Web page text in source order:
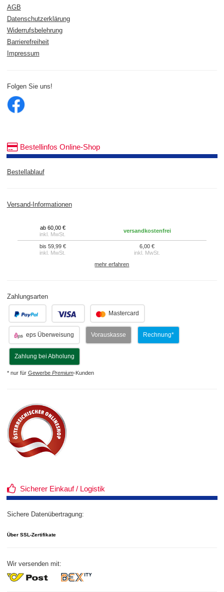
AGB
Datenschutzerklärung
Widerrufsbelehrung
Barrierefreiheit
Impressum
Folgen Sie uns!
Bestellinfos Online-Shop
Bestellablauf
Versand-Informationen
ab 60,00 €
inkl. MwSt.
versandkostenfrei
bis 59,99 €
inkl. MwSt.
6,00 €
inkl. MwSt.
mehr erfahren
Zahlungsarten
Mastercard
eps Überweisung Vorauskasse Rechnung*
Zahlung bei Abholung
* nur für Gewerbe Premium-Kunden
Sicherer Einkauf / Logistik
Sichere Datenübertragung:
Über SSL-Zertifikate
Wir versenden mit: